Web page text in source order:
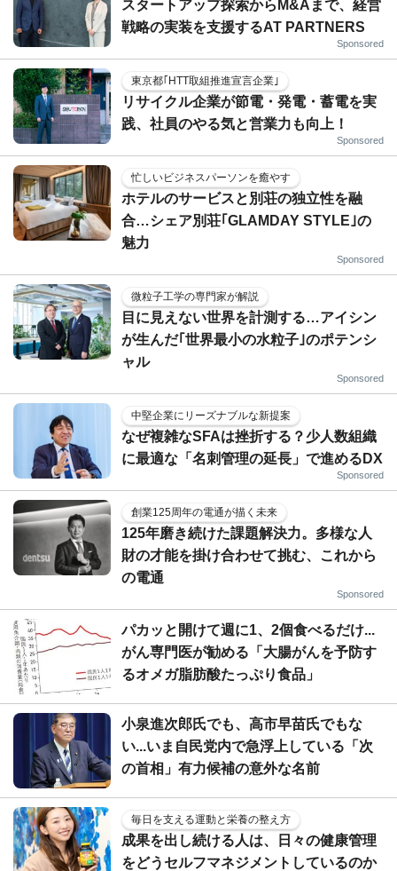
スタートアップ探索からM&Aまで、経営
戦略の実装を支援するAT PARTNERS
Sponsored
東京都｢HTT取組推進宣言企業｣
リサイクル企業が節電・発電・蓄電を実
践、社員のやる気と営業力も向上！
Sponsored
忙しいビジネスパーソンを癒やす
ホテルのサービスと別荘の独立性を融
合…シェア別荘｢GLAMDAY STYLE｣の
魅力
Sponsored
微粒子工学の専門家が解説
目に見えない世界を計測する…アイシン
が生んだ｢世界最小の水粒子｣のポテンシ
ャル
Sponsored
中堅企業にリーズナブルな新提案
なぜ複雑なSFAは挫折する？少人数組織
に最適な「名刺管理の延長」で進めるDX
Sponsored
創業125周年の電通が描く未来
125年磨き続けた課題解決力。多様な人
財の才能を掛け合わせて挑む、これから
の電通
Sponsored
パカッと開けて週に1、2個食べるだけ...
がん専門医が勧める「大腸がんを予防す
るオメガ脂肪酸たっぷり食品」
小泉進次郎氏でも、高市早苗氏でもな
い...いま自民党内で急浮上している「次
の首相」有力候補の意外な名前
毎日を支える運動と栄養の整え方
成果を出し続ける人は、日々の健康管理
をどうセルフマネジメントしているのか